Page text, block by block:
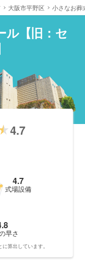
大阪市平野区 小さなお葬
ル【旧：セ
4.7
4.7
式場設備
早さ
算出しています。